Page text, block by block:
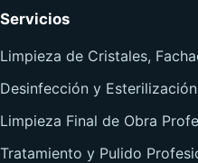
Servicios
Limpieza de Cristales,
Desinfección y
Limpieza Final de Obra
Tratamiento y Pulido